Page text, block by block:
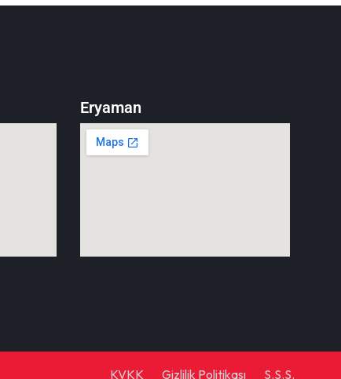
Eryaman
KVKK Gizlilik Politikası S.S.S.